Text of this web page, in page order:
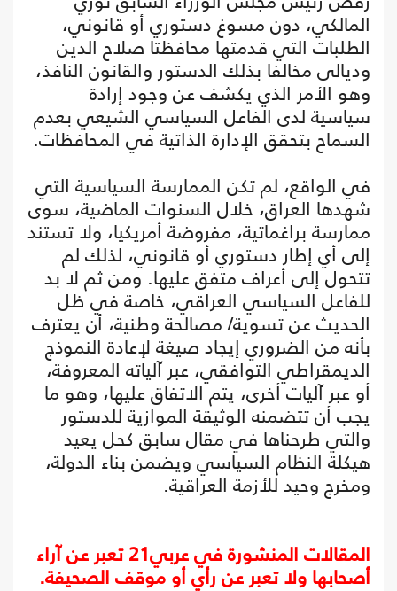
المالكي، دون مسوغ دستوري أو قانوني،
الطلبات التي قدمتها محافظتا صلاح الدين
وديالى مخالفا بذلك الدستور والقانون النافذ،
وهو الأمر الذي يكشف عن وجود إرادة
سياسية لدى الفاعل السياسي الشيعي بعدم
السماح بتحقق الإدارة الذاتية في المحافظات.
في الواقع، لم تكن الممارسة السياسية التي
شهدها العراق، خلال السنوات الماضية، سوى
ممارسة براغماتية، مفروضة أمريكيا، ولا تستند
إلى أي إطار دستوري أو قانوني، لذلك لم
تتحول إلى أعراف متفق عليها. ومن ثم لا بد
للفاعل السياسي العراقي، خاصة في ظل
الحديث عن تسوية/ مصالحة وطنية، أن يعترف
بأنه من الضروري إيجاد صيغة لإعادة النموذج
الديمقراطي التوافقي، عبر آلياته المعروفة،
أو عبر آليات أخرى، يتم الاتفاق عليها، وهو ما
يجب أن تتضمنه الوثيقة الموازية للدستور
والتي طرحناها في مقال سابق كحل يعيد
هيكلة النظام السياسي ويضمن بناء الدولة،
ومخرج وحيد للأزمة العراقية.
المقالات المنشورة في عربي21 تعبر عن آراء
أصحابها ولا تعبر عن رأي أو موقف الصحيفة.